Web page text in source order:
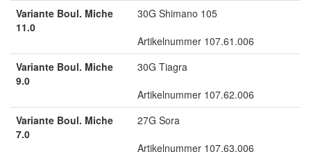
Variante Boul. Miche
11.0
30G Shimano 105
Artikelnummer 107.61.006
Variante Boul. Miche
9.0
30G Tiagra
Artikelnummer 107.62.006
Variante Boul. Miche
7.0
27G Sora
Artikelnummer 107.63.006